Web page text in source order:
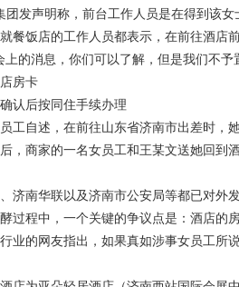
团发声明称，前台工作人员是在得到该
餐饭店的工作人员都表示，在前往酒店
上的消息，你们可以了解，但是我们不
房卡
认后按同住手续办理
工自述，在前往山东省济南市出差时，
，商家的一名女员工和王某文送她回到
济南华联以及济南市公安局等都已对外
过程中，一个关键的争议点是：酒店的房
业的网友指出，如果真如涉事女员工所